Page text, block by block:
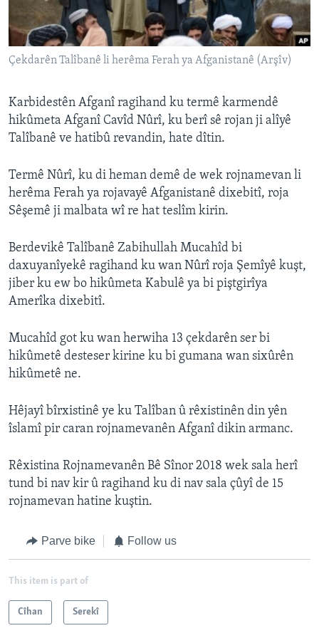
ÇAND Û HUNER
SERNIVÎS
SORANÎ
Learning English
FOLLOW US
Zimanên Din
Çekdarên Talîbanê li herêma Ferah ya Afganistanê (Arşîv)
Karbidestên Afganî ragihand ku termê karmendê
hikûmeta Afganî Cavîd Nûrî, ku berî sê rojan ji alîyê
Talîbanê ve hatibû revandin, hate dîtin.
Termê Nûrî, ku di heman demê de wek rojnamevan li
herêma Ferah ya rojavayê Afganistanê dixebitî, roja
Sêşemê ji malbata wî re hat teslîm kirin.
Berdevikê Talîbanê Zabihullah Mucahîd bi
daxuyanîyekê ragihand ku wan Nûrî roja Şemîyê kuşt,
jiber ku ew bo hikûmeta Kabulê ya bi piştgirîya
Amerîka dixebitî.
Mucahîd got ku wan herwiha 13 çekdarên ser bi
hikûmetê desteser kirine ku bi gumana wan sixûrên
hikûmetê ne.
Hêjayî bîrxistinê ye ku Talîban û rêxistinên din yên
îslamî pir caran rojnamevanên Afganî dikin armanc.
Rêxistina Rojnamevanên Bê Sînor 2018 wek sala herî
tund bi nav kir û ragihand ku di nav sala çûyî de 15
rojnamevan hatine kuştin.
Parve bike Follow us
This item is part of
Cîhan Serekî